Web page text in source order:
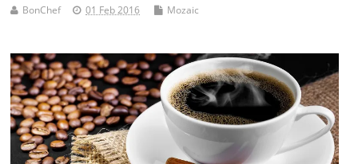
BonChef 01 Feb 2016 Mozaic